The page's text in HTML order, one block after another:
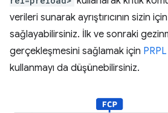
verileri sunarak ayrıştırıcının sizin için
sağlayabilirsiniz. İlk ve sonraki
gerçekleşmesini sağlamak için PRPL
kullanmayı da düşünebilirsiniz.